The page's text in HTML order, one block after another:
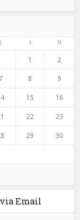
J S M
1 2
8 9
15 16
22 23
29 30
Email